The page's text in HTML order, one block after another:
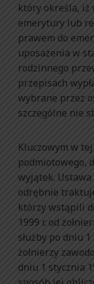
który określa, iż
emerytury lub
prawem do
uposażenia w
rodzinnego
przepisach
wybrane przez
szczególne nie
Kluczowym w
podmiotowego,
wyjątek.
odrębnie
którzy wstąpili
1999 r. od
służby po dniu
żołnierzy
dniu 1 stycznia